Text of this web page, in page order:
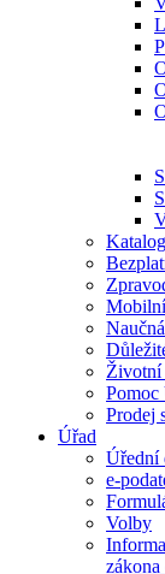
Životní
Pomoc
Prodej
Úřad
Úřední
e-
Volby
zákona